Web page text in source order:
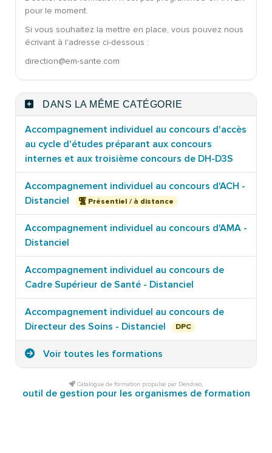
pour le moment.
Si vous souhaitez la mettre en place, vous pouvez nous
écrivant à l'adresse ci-dessous :
direction@em-sante.com
DANS LA MÊME CATÉGORIE
Accompagnement individuel au concours d'accès
au cycle d'études préparant aux concours
internes et aux troisième concours de DH-D3S
Accompagnement individuel au concours d'ACH -
Distanciel
Présentiel / à distance
Accompagnement individuel au concours d'AMA -
Distanciel
Accompagnement individuel au concours de
Cadre Supérieur de Santé - Distanciel
Accompagnement individuel au concours de
Directeur des Soins - Distanciel
DPC
Voir toutes les formations
Catalogue de formation propulsé par Dendreo,
outil de gestion pour les organismes de formation